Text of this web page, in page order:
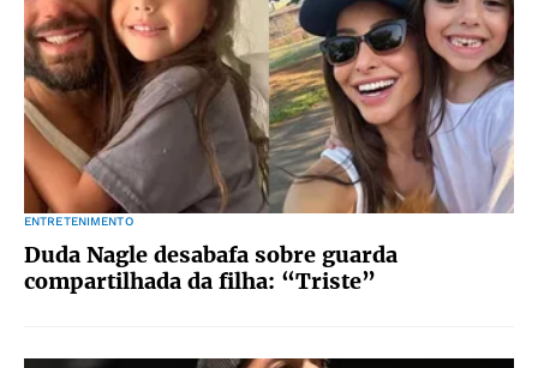
ENTRETENIMENTO
Duda Nagle desabafa sobre guarda
compartilhada da filha: “Triste”